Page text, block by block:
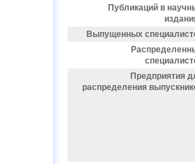
Публикаций в
Выпущенных
Предприятия
распределения